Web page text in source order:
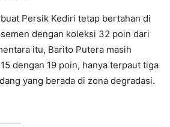
Persik Kediri tetap bertahan di
dengan koleksi 32 poin dari
itu, Barito Putera masih
dengan 19 poin, hanya terpaut tiga
yang berada di zona degradasi.